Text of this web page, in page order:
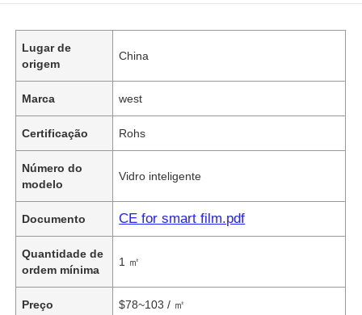
Lugar de
origem
China
Marca west
Certificação Rohs
Número do
modelo
Vidro inteligente
Documento CE for smart film.pdf
Quantidade de
ordem mínima
1 ㎡
Preço $78~103 / ㎡